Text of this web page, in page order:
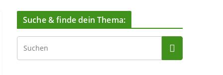
Suche & finde dein Thema: